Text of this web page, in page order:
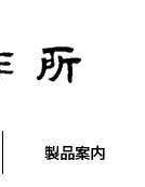
製品案内